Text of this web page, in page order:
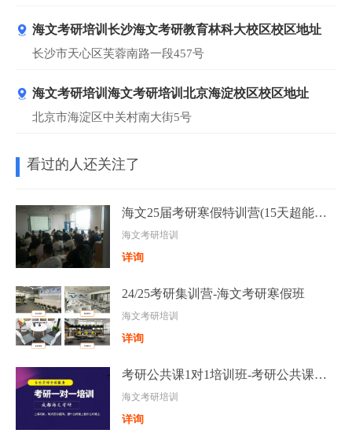
海文考研培训长沙海文考研教育林科大校区校区地址
长沙市天心区芙蓉南路一段457号
海文考研培训海文考研培训北京海淀校区校区地址
北京市海淀区中关村南大街5号
看过的人还关注了
海文25届考研寒假特训营(15天超能特训)
海文考研培训
详询
24/25考研集训营-海文考研寒假班
海文考研培训
详询
考研公共课1对1培训班-考研公共课一对一辅导
海文考研培训
详询